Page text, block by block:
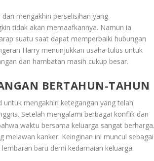
mengakhiri perselisihan yang
tidak akan memaafkannya. Namun ia
suatu saat dapat memperbaiki hubungan
Harry menunjukkan usaha tulus untuk
dan hambatan masih cukup besar.
BERTAHUN-TAHUN
untuk mengakhiri ketegangan yang telah
Setelah mengalami berbagai konflik dan
waktu bersama keluarga sangat
melawan kanker. Keinginan ini muncul sebagai
baru demi kedamaian keluarga.